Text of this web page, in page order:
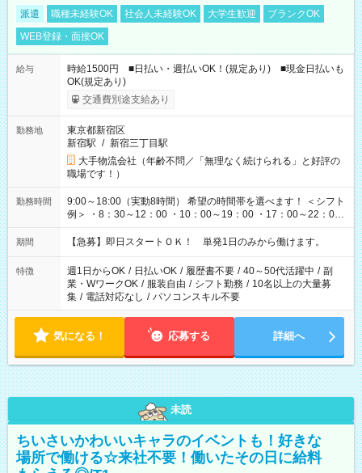
派遣 職種未経験OK 社会人未経験OK 大学生歓迎
ブランクOK
WEB登録・面接OK
給与
時給1500円 ■日払い・週払いOK！(規定あり) ■現金日払いも
OK(規定あり)
交通費別途支給あり
勤務地
東京都新宿区
新宿駅 / 新宿三丁目駅
大手物流会社（年齢不問／「無理なく続けられる」と好評の
職場です！）
勤務時間
9:00～18:00（実動8時間） 希望の時間帯を選べます！ ＜シフト
例＞ ・8：30～12：00 ・10：00～19：00 ・17：00～22：00
・13：00～22：00 ・22：00～翌6：00 など
期間 【急募】即日スタートＯＫ！ 単発1日のみから働けます。
特徴 週1日からOK / 日払いOK / 履歴書不要 / 40～50代活躍中 / 副
業・WワークOK / 服装自由 / シフト勤務 / 10名以上の大量募
集 / 電話対応なし / パソコンスキル不要
気になる！ 応募する 詳細へ
未読
ちいさいかわいいキャラのイベントも！好きな
場所で働ける☆来社不要！働いたその日に給料